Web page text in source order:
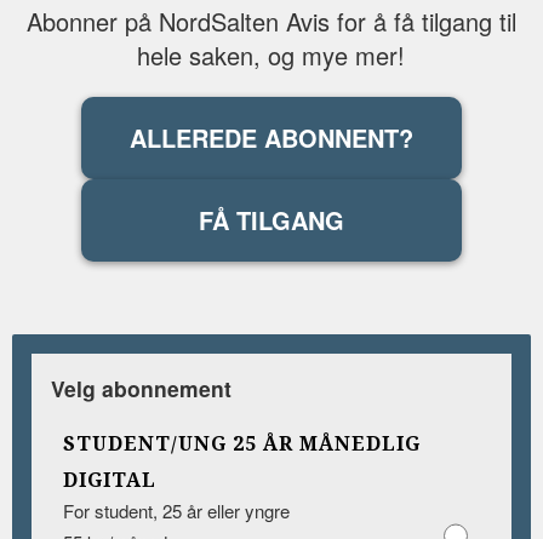
Abonner på NordSalten Avis for å få tilgang til
hele saken, og mye mer!
ALLEREDE ABONNENT?
FÅ TILGANG
Velg abonnement
STUDENT/UNG 25 ÅR MÅNEDLIG
DIGITAL
For student, 25 år eller yngre